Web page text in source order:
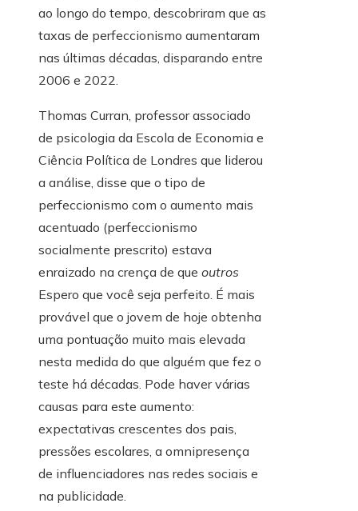
ao longo do tempo, descobriram que as
taxas de perfeccionismo aumentaram
nas últimas décadas, disparando entre
2006 e 2022.
Thomas Curran, professor associado
de psicologia da Escola de Economia e
Ciência Política de Londres que liderou
a análise, disse que o tipo de
perfeccionismo com o aumento mais
acentuado (perfeccionismo
socialmente prescrito) estava
enraizado na crença de que outros
Espero que você seja perfeito. É mais
provável que o jovem de hoje obtenha
uma pontuação muito mais elevada
nesta medida do que alguém que fez o
teste há décadas. Pode haver várias
causas para este aumento:
expectativas crescentes dos pais,
pressões escolares, a omnipresença
de influenciadores nas redes sociais e
na publicidade.